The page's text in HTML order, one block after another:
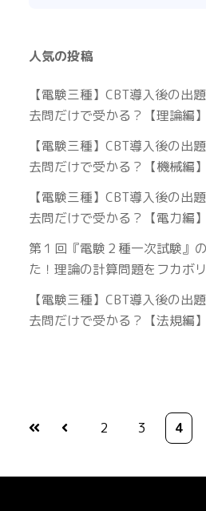
人気の投稿
【電験三種】CBT導入後の出
去問だけで受かる？【理論編】
【電験三種】CBT導入後の出
去問だけで受かる？【機械編】
【電験三種】CBT導入後の出
去問だけで受かる？【電力編】
第１回『電験２種一次試験』
た！理論の計算問題をフカボ
【電験三種】CBT導入後の出
去問だけで受かる？【法規編】
最初 前へ
2 3 4